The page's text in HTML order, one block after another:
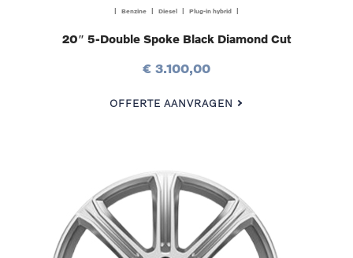
| Benzine | Diesel | Plug-in hybrid |
20″ 5-Double Spoke Black Diamond Cut
€ 3.100,00
OFFERTE AANVRAGEN